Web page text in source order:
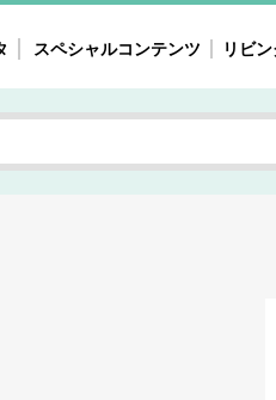
スペシャルコンテンツ
に見える 注目ター
40'ｓ～
リビ